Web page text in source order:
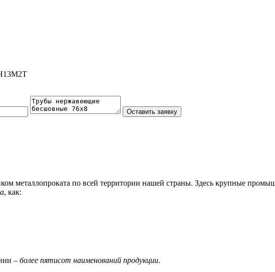
металлопроката по всей территории нашей страны. Здесь крупные
, как:
– более пятисот наименований продукции.